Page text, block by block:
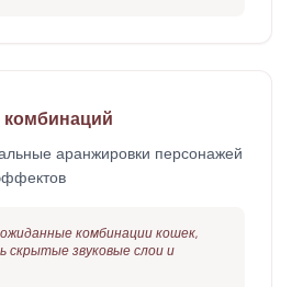
аранжировки персонажей
комбинации кошек,
звуковые слои и